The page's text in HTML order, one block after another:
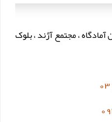
، مجتمع آژند ، بلوک